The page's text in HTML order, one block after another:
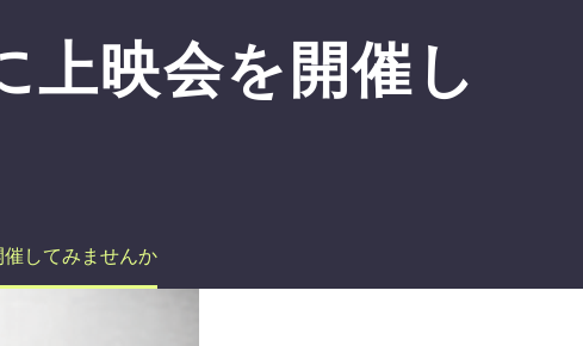
上映会を開催し
してみませんか